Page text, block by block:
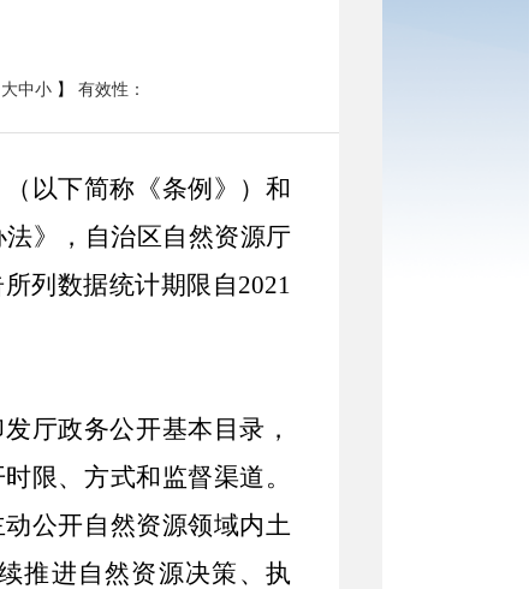
大中小 】 有效性：
以下简称《条例》）和
法》，自治区自然资源厅
列数据统计期限自2021
厅政务公开基本目录，
限、方式和监督渠道。
公开自然资源领域内土
推进自然资源决策、执